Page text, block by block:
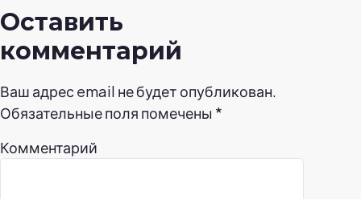
Оставить
комментарий
Ваш адрес email не будет опубликован.
Обязательные поля помечены *
Комментарий